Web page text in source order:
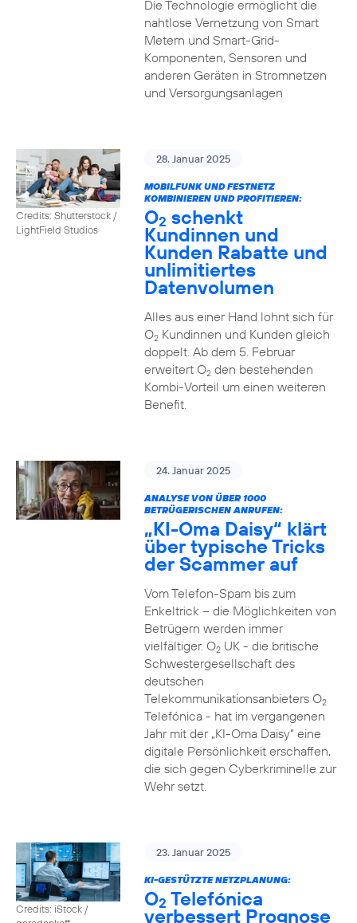
Die Technologie ermöglicht die
nahtlose Vernetzung von Smart
Metern und Smart-Grid-
Komponenten, Sensoren und
anderen Geräten in Stromnetzen
und Versorgungsanlagen
Credits: Shutterstock /
LightField Studios
28. Januar 2025
MOBILFUNK UND FESTNETZ
KOMBINIEREN UND PROFITIEREN:
O2 schenkt
Kundinnen und
Kunden Rabatte und
unlimitiertes
Datenvolumen
Alles aus einer Hand lohnt sich für
O2Kundinnen und Kunden gleich
doppelt. Ab dem 5. Februar
erweitert O2den bestehenden
Kombi-Vorteil um einen weiteren
Benefit.
24. Januar 2025
ANALYSE VON ÜBER 1000
BETRÜGERISCHEN ANRUFEN:
„KI-Oma Daisy“ klärt
über typische Tricks
der Scammer auf
Vom Telefon-Spam bis zum
Enkeltrick – die Möglichkeiten von
Betrügern werden immer
vielfältiger. O2UK - die britische
Schwestergesellschaft des
deutschen
Telekommunikationsanbieters O2
Telefónica - hat im vergangenen
Jahr mit der „KI-Oma Daisy“ eine
digitale Persönlichkeit erschaffen,
die sich gegen Cyberkriminelle zur
Wehr setzt.
Credits: iStock /
23. Januar 2025
KI-GESTÜTZTE NETZPLANUNG:
O2 Telefónica
verbessert Prognose